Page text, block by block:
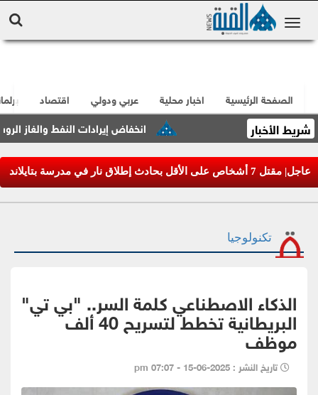
الصفحة الرئيسية اخبار محلية عربي ودولي اقتصاد
شريط الأخبار انخفاض إيرادات النفط والغاز الروسية بنسبة
عاجل| مقتل 7 أشخاص على الأقل بحادث إطلاق نار في مدرسة بتايلاند
تكنولوجيا
الذكاء الاصطناعي كلمة السر.. "بي تي"
البريطانية تخطط لتسريح 40 ألف
موظف
تاريخ النشر : 2025-06-15 - 07:07 pm